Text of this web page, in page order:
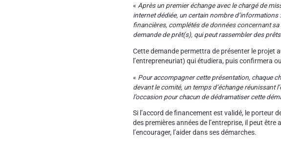
« Après un premier échange avec le chargé de
internet dédiée, un certain nombre
financières, complétés de données concernant
demande de prêt(s), qui peut rassembler des
Cette demande permettra de présenter le projet
l’entrepreneuriat) qui étudiera, puis confirmera
« Pour accompagner cette présentation, chaque
devant le comité, un temps d’échange réunissant
l’occasion pour chacun de dédramatiser cette
Si l’accord de financement est validé, le porteur
des premières années de l’entreprise, il peut
l’encourager, l’aider dans ses démarches.